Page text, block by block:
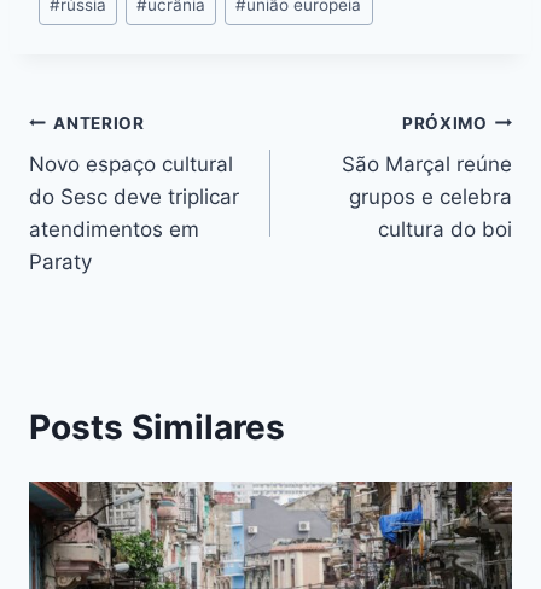
#rússia #ucrânia #união europeia
ANTERIOR
Novo espaço cultural
do Sesc deve triplicar
atendimentos em
Paraty
PRÓXIMO
São Marçal reúne
grupos e celebra
cultura do boi
Posts Similares